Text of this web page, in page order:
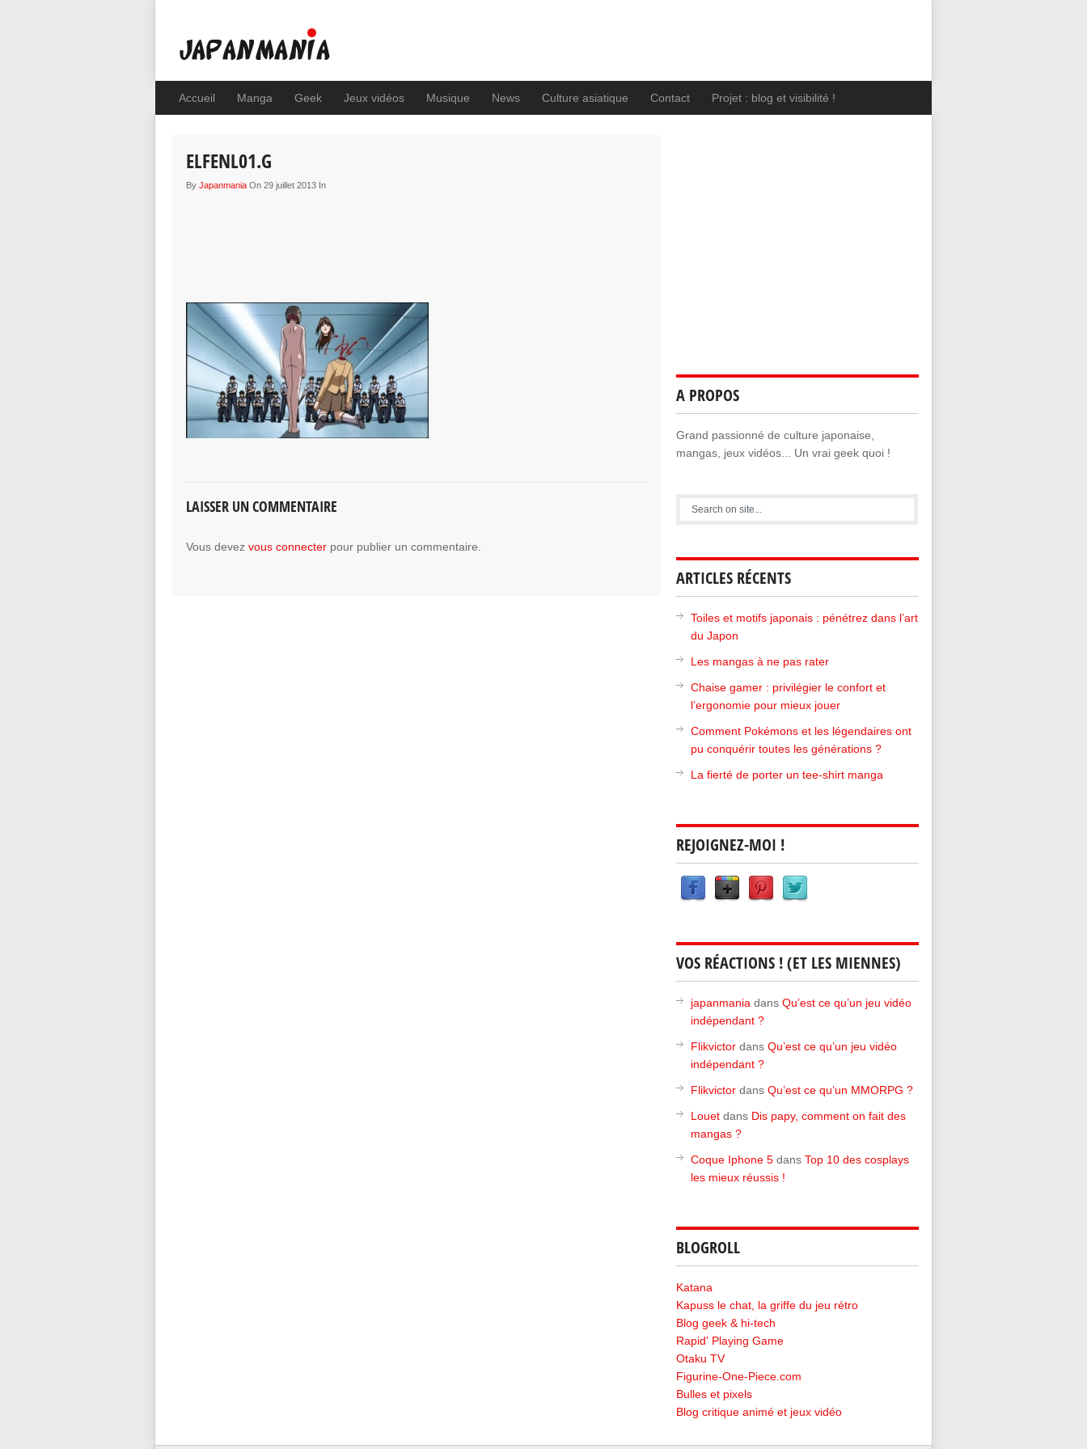
Accueil Manga Geek Jeux vidéos Musique News Culture asiatique Contact Projet : blog et visibilité !
ELFENL01.G
ByJapanmania On 29 juillet 2013 In
LAISSER UN COMMENTAIRE
Vous devezvous connecter pour publier un commentaire.
A PROPOS
Grand passionné de culture japonaise,
mangas, jeux vidéos... Un vrai geek quoi !
ARTICLES RÉCENTS
Toiles et motifs japonais : pénétrez dans l’art
du Japon
Les mangas à ne pas rater
Chaise gamer : privilégier le confort et
l’ergonomie pour mieux jouer
Comment Pokémons et les légendaires ont
pu conquérir toutes les générations ?
La fierté de porter un tee-shirt manga
REJOIGNEZ-MOI !
VOS RÉACTIONS ! (ET LES MIENNES)
japanmania dans Qu’est ce qu’un jeu vidéo
indépendant ?
Flikvictor dans Qu’est ce qu’un jeu vidéo
indépendant ?
Flikvictor dans Qu’est ce qu’un MMORPG ?
Louet dans Dis papy, comment on fait des
mangas ?
Coque Iphone 5 dans Top 10 des cosplays
les mieux réussis !
BLOGROLL
Katana
Kapuss le chat, la griffe du jeu rétro
Blog geek & hi-tech
Rapid' Playing Game
Otaku TV
Figurine-One-Piece.com
Bulles et pixels
Blog critique animé et jeux vidéo